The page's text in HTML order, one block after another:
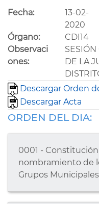
Fecha:
13-02-
2020
Órgano: CDI14
Observaci
ones:
SESIÓN
DE LA
Descargar Orden
Descargar Acta
ORDEN DEL DIA:
0001 -
nombramiento de
Grupos